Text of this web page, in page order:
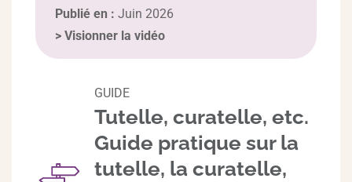
Publié en : Juin 2026
> Visionner la vidéo
GUIDE
Tutelle, curatelle, etc.
Guide pratique sur la
tutelle, la curatelle,